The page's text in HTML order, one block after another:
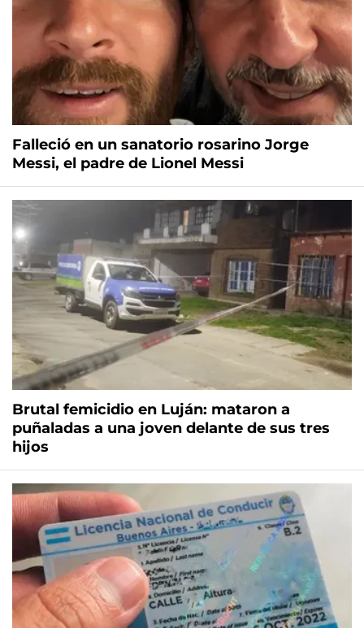
Falleció en un sanatorio rosarino Jorge
Messi, el padre de Lionel Messi
Brutal femicidio en Luján: mataron a
puñaladas a una joven delante de sus tres
hijos